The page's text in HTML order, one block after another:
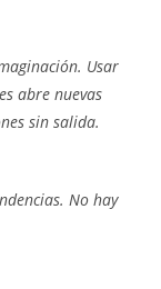
Usar
abre nuevas
sin salida.
No hay